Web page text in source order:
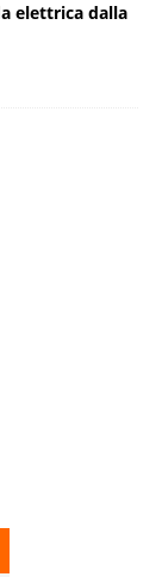
elettrica dalla